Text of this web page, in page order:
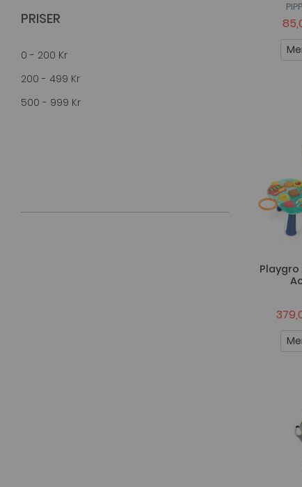
Fisher Price
Gerardo Toys
GP4
Hape
PRISER
0 - 200 Kr
200 - 499 Kr
500 - 999 Kr
Playgro